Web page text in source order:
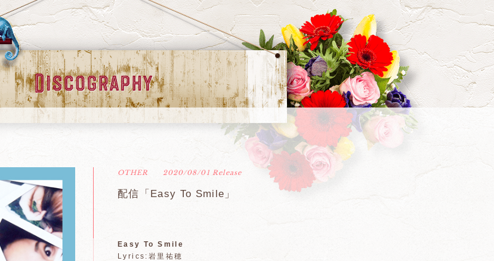
OTHER 2020/08/01 Release
配信「Easy To Smile」
Easy To Smile
Lyrics:岩里祐穂